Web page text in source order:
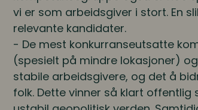
vi er som arbeidsgiver i stort. En
relevante kandidater.
- De mest konkurranseutsatte
(spesielt på mindre lokasjoner)
stabile arbeidsgivere, og det å
folk. Dette vinner så klart